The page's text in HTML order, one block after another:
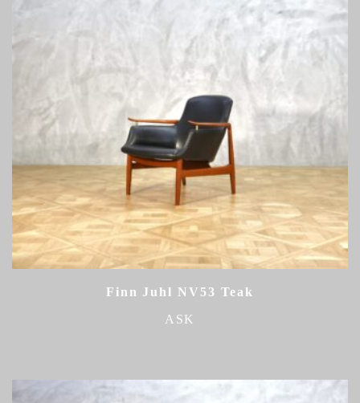
Finn Juhl NV53 Teak
ASK